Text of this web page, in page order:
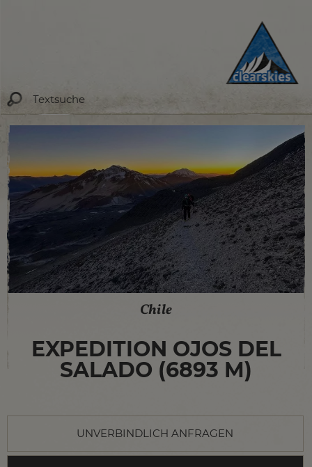
Chile
EXPEDITION OJOS DEL
SALADO (6893 M)
UNVERBINDLICH ANFRAGEN